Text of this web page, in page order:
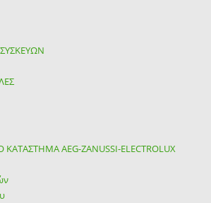
ΑΕG-ZANUSSI-ELECTROLUX